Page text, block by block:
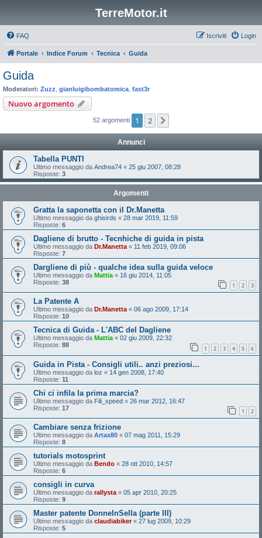
TerreMotor.it
FAQ Login
Iscriviti
Portale Indice Forum Tecnica Guida
Guida
Moderatori: Zuzz gianluigibombatomica fast3r
Nuovo argomento
52 argomenti 1 2
Annunci
Tabella PUNTI
Ultimo messaggio da Andrea74 « 25 giu 2007, 08:28
Risposte: 3
Argomenti
Gratta la saponetta con il Dr.Manetta
Ultimo messaggio da ghisirds « 28 mar 2019, 11:59
Risposte: 6
Dagliene di brutto - Tecnhiche di guida in pista
Ultimo messaggio da Dr.Manetta « 11 feb 2019, 09:06
Risposte: 7
Dargliene di più - qualche idea sulla guida veloce
Ultimo messaggio da Mattia « 16 giu 2014, 11:05
Risposte: 38 1 2 3
La Patente A
Ultimo messaggio da Dr.Manetta « 06 ago 2009, 17:14
Risposte: 10
Tecnica di Guida - L'ABC del Dagliene
Ultimo messaggio da Mattia « 02 giu 2009, 22:32
Risposte: 88 1 2 3 4 5 6
Guida in Pista - Consigli utili.. anzi preziosi...
Ultimo messaggio da loz « 14 gen 2008, 17:40
Risposte: 11
Chi ci infila la prima marcia?
Ultimo messaggio da Fili_speed « 26 mar 2012, 16:47
Risposte: 17 1 2
Cambiare senza frizione
Ultimo messaggio da Artax80 « 07 mag 2011, 15:29
Risposte: 8
tutorials motosprint
Ultimo messaggio da Bendo « 28 ott 2010, 14:57
Risposte: 6
consigli in curva
Ultimo messaggio da rallysta« 05 apr 2010, 20:25
Risposte: 9
Master patente DonneInSella (parte III)
Ultimo messaggio da claudiabiker« 27 lug 2009, 10:29
Risposte: 5